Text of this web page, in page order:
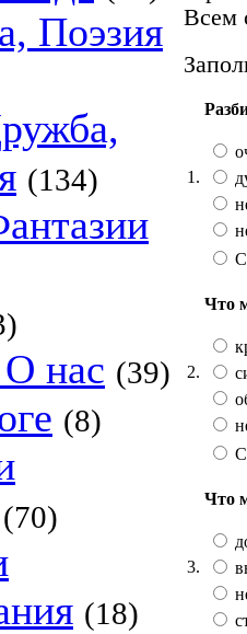
Поэзия
(134)
нас (39)
(8)
(70)
(18)
Всем
1.
2.
Что
3.
Что